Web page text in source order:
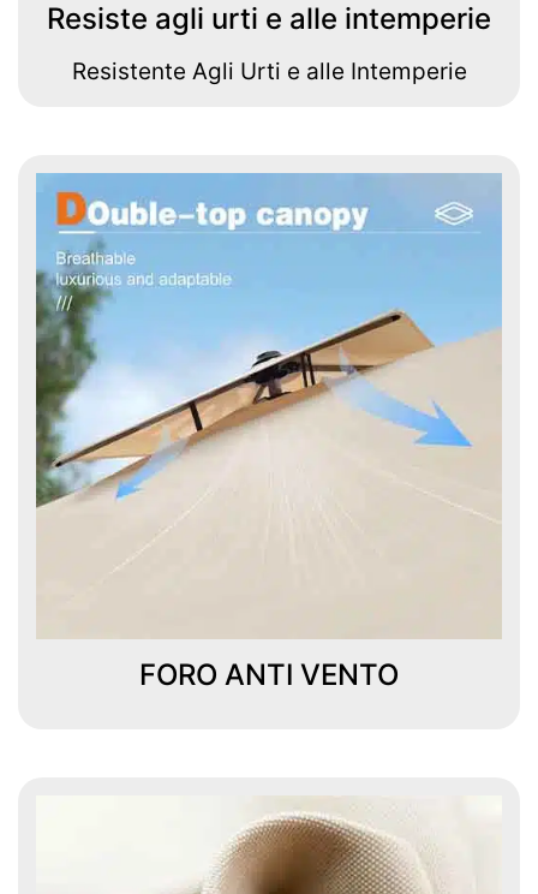
Resiste agli urti e alle intemperie
Resistente Agli Urti e alle Intemperie
FORO ANTI VENTO